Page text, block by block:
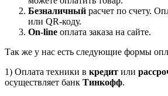
Безналичный расчет по счету.
или QR-коду.
On-line оплата заказа на сайте.
Так же у нас есть следующие формы
1) Оплата техники в кредит или
осуществляет банк Тинкофф.